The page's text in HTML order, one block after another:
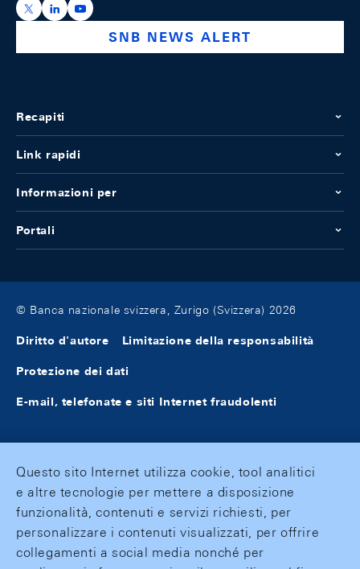
https://x.com/snb_bns
https://ch.linkedin.com/company/swiss-national-
https://www.youtube.com/@swissnationalbank
SNB NEWS ALERT
Recapiti
Link rapidi
Informazioni per
Portali
© Banca nazionale svizzera, Zurigo (Svizzera) 2026
Diritto d'autore Limitazione della responsabilità
Protezione dei dati
E-mail, telefonate e siti Internet fraudolenti
Questo sito Internet utilizza cookie, tool analitici
e altre tecnologie per mettere a disposizione
funzionalità, contenuti e servizi richiesti, per
personalizzare i contenuti visualizzati, per offrire
collegamenti a social media nonché per